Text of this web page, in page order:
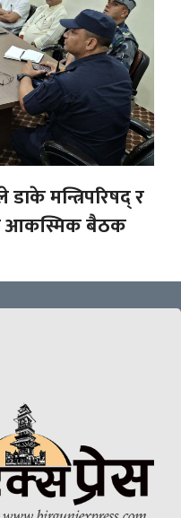
मन्त्रिपरिषद् र
आकस्मिक बैठक